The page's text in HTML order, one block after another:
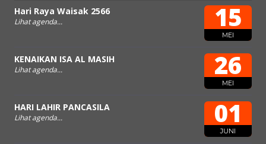
15
MEI
Hari Raya Waisak 2566
Lihat agenda...
26
MEI
KENAIKAN ISA AL MASIH
Lihat agenda...
01
JUNI
HARI LAHIR PANCASILA
Lihat agenda...